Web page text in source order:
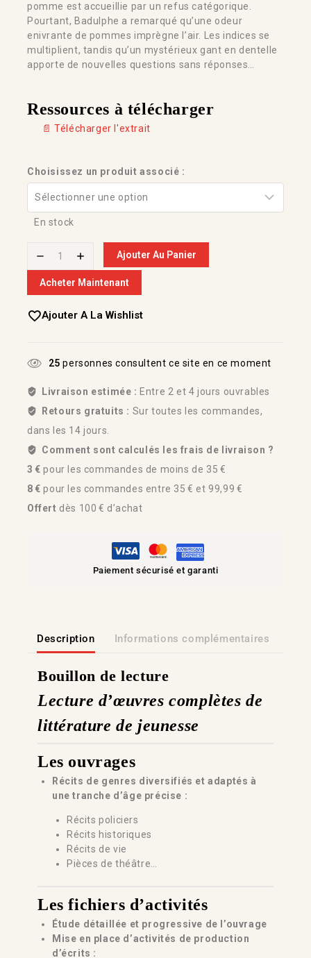
pomme est accueillie par un refus catégorique.
Pourtant, Badulphe a remarqué qu’une odeur
enivrante de pommes imprègne l’air. Les indices se
multiplient, tandis qu’un mystérieux gant en dentelle
apporte de nouvelles questions sans réponses…
Ressources à télécharger
📄 Télécharger l'extrait
Choisissez un produit associé :
En stock
Ajouter Au Panier
Acheter Maintenant
Ajouter A La Wishlist
25 personnes consultent ce site en ce moment
Livraison estimée : Entre 2 et 4 jours ouvrables
Retours gratuits : Sur toutes les commandes,
dans les 14 jours.
Comment sont calculés les frais de livraison ?
3 € pour les commandes de moins de 35 €
8 € pour les commandes entre 35 € et 99,99 €
Offert dès 100 € d’achat
Paiement sécurisé et garanti
Description Informations complémentaires
Bouillon de lecture
Lecture d’œuvres complètes de
littérature de jeunesse
Les ouvrages
Récits de genres diversifiés et adaptés à
une tranche d’âge précise :
Récits policiers
Récits historiques
Récits de vie
Pièces de théâtre…
Les fichiers d’activités
Étude détaillée et progressive de l’ouvrage
Mise en place d’activités de production
d’écrits :